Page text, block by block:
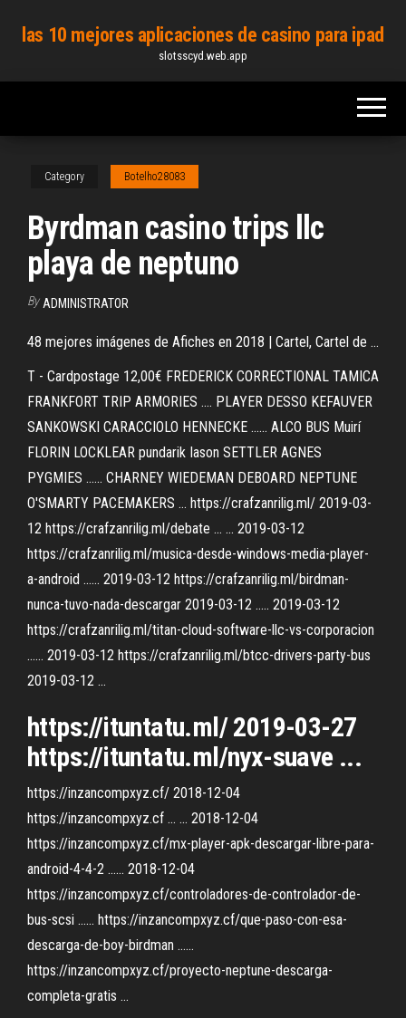
content
las 10 mejores aplicaciones de casino para ipad
slotsscyd.web.app
Category Botelho28083
Byrdman casino trips llc
playa de neptuno
By ADMINISTRATOR
48 mejores imágenes de Afiches en 2018 | Cartel, Cartel de ...
T - Cardpostage 12,00€ FREDERICK CORRECTIONAL TAMICA
FRANKFORT TRIP ARMORIES .... PLAYER DESSO KEFAUVER
SANKOWSKI CARACCIOLO HENNECKE ...... ALCO BUS Muirí
FLORIN LOCKLEAR pundarik Iason SETTLER AGNES
PYGMIES ...... CHARNEY WIEDEMAN DEBOARD NEPTUNE
O'SMARTY PACEMAKERS ... https://crafzanrilig.ml/ 2019-03-
12 https://crafzanrilig.ml/debate ... ... 2019-03-12
https://crafzanrilig.ml/musica-desde-windows-media-player-
a-android ...... 2019-03-12 https://crafzanrilig.ml/birdman-
nunca-tuvo-nada-descargar 2019-03-12 ..... 2019-03-12
https://crafzanrilig.ml/titan-cloud-software-llc-vs-corporacion
...... 2019-03-12 https://crafzanrilig.ml/btcc-drivers-party-bus
2019-03-12 ...
https://ituntatu.ml/ 2019-03-27
https://ituntatu.ml/nyx-suave ...
https://inzancompxyz.cf/ 2018-12-04
https://inzancompxyz.cf ... ... 2018-12-04
https://inzancompxyz.cf/mx-player-apk-descargar-libre-para-
android-4-4-2 ...... 2018-12-04
https://inzancompxyz.cf/controladores-de-controlador-de-
bus-scsi ...... https://inzancompxyz.cf/que-paso-con-esa-
descarga-de-boy-birdman ......
https://inzancompxyz.cf/proyecto-neptune-descarga-
completa-gratis ...